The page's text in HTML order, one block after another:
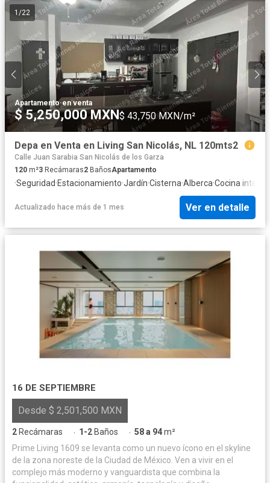
1 /22
Apartamento·en venta
$ 5,250,000 MXN$ 43,750 MXN/m²
Depa en Venta en Living San Nicolás, NL 120mts2
Calle Juan Sarabia San Nicolás de los Garza
120 m²3 Recámaras2 BañosApartamento
·Seguridad·Estacionamiento·Jardín·Cisterna·Alberca·Cocina
Actualizado hace más de 1 mes Ver en detalle
16 DE SEPTIEMBRE
Desde $ 2,501,500 MXN
2 Recámaras · 1-2 Baños · 58 a 94m²
Prime Living 1609 se levanta como un nuevo ícono en el skyline
de la zona noreste de la Ciudad de México. Ven a vivir en el
complejo más moderno y vanguardista que combina la